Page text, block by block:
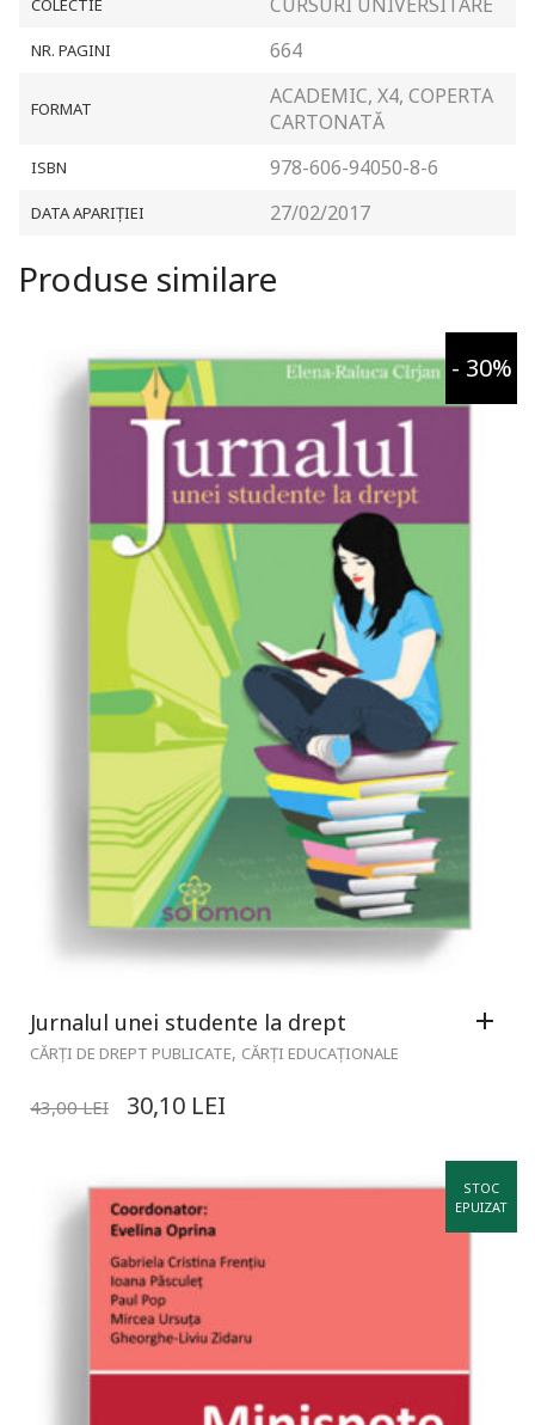
COLECTIE
NR. PAGINI 664
FORMAT
ACADEMIC, X4, COPERTA
CARTONATĂ
ISBN 978-606-94050-8-6
DATA APARIȚIEI 27/02/2017
Produse similare
- 30%
Jurnalul unei studente la drept
CĂRȚI DE DREPT PUBLICATE, CĂRȚI EDUCAȚIONALE
43,00LEI 30,10 LEI
STOC
EPUIZAT